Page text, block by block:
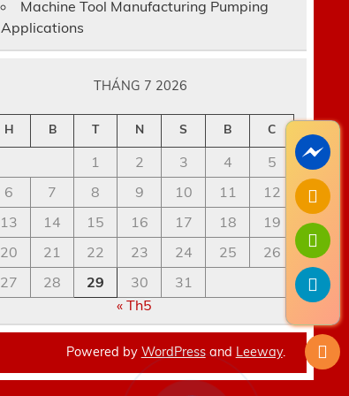
Machine Tool Manufacturing Pumping
Applications
THÁNG 7 2026
H B T N S B C
1 2 3 4
5
6
7 8 9 10 11
12
13
14 15 16 17 18
19
20
21 22 23 24 25
26
27
28 29 30
31
« Th5
Powered by WordPressand Leeway.